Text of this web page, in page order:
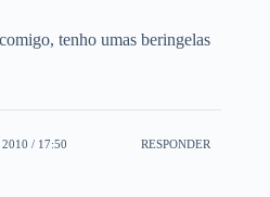
tenho umas beringelas
/ 17:50 RESPONDER